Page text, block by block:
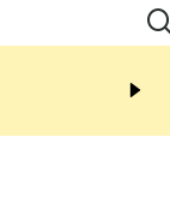
panne sur la RN2,